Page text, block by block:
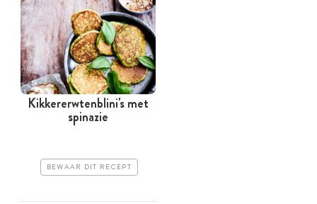
Kikkererwtenblini's met
spinazie
BEWAAR DIT RECEPT